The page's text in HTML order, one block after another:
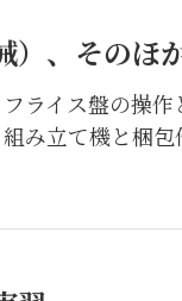
）、そのほ
ライス盤の操
み立て機と梱包